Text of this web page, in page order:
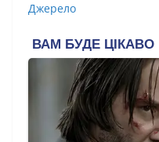
Джерело